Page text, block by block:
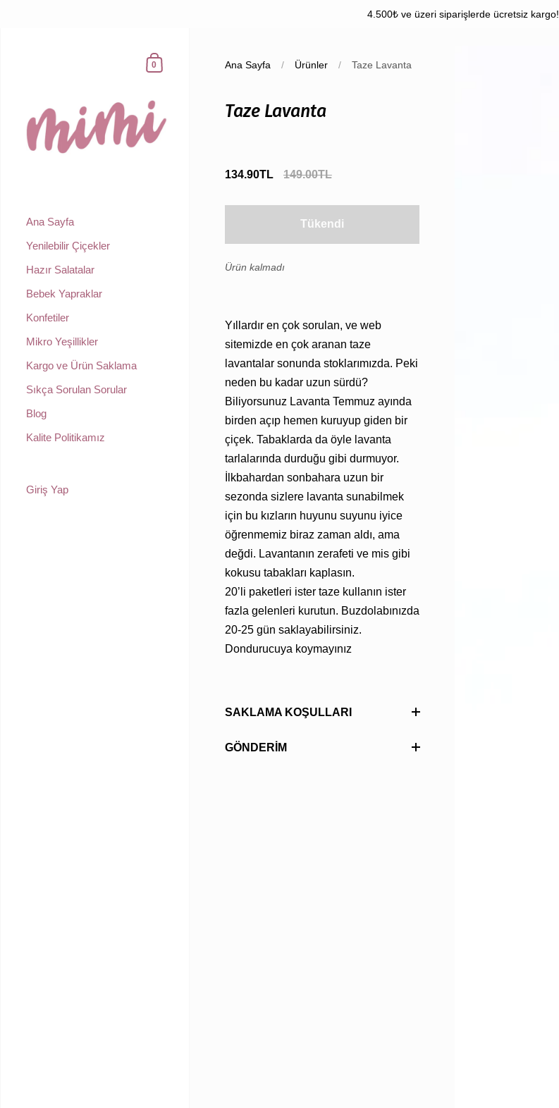
4.500₺ ve üzeri siparişlerde ücretsiz kargo!
Ana Sayfa
Yenilebilir Çiçekler
Hazır Salatalar
Bebek Yapraklar
Konfetiler
Mikro Yeşillikler
Kargo ve Ürün Saklama
Sıkça Sorulan Sorular
Blog
Kalite Politikamız
Giriş Yap
0 Ana Sayfa / Ürünler / Taze Lavanta
Taze Lavanta
134.90TL 149.00TL
Tükendi
Ürün kalmadı
Yıllardır en çok sorulan, ve web
sitemizde en çok aranan taze
lavantalar sonunda stoklarımızda. Peki
neden bu kadar uzun sürdü?
Biliyorsunuz Lavanta Temmuz ayında
birden açıp hemen kuruyup giden bir
çiçek. Tabaklarda da öyle lavanta
tarlalarında durduğu gibi durmuyor.
İlkbahardan sonbahara uzun bir
sezonda sizlere lavanta sunabilmek
için bu kızların huyunu suyunu iyice
öğrenmemiz biraz zaman aldı, ama
değdi. Lavantanın zerafeti ve mis gibi
kokusu tabakları kaplasın.
20’li paketleri ister taze kullanın ister
fazla gelenleri kurutun. Buzdolabınızda
20-25 gün saklayabilirsiniz.
Dondurucuya koymayınız
SAKLAMA KOŞULLARI
GÖNDERIM